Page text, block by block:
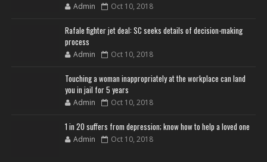
Admin Oct 10, 2018
Rafale fighter jet deal: SC seeks details of decision-making
process
Admin Oct 10, 2018
Touching a woman inappropriately at the workplace can land
you in jail for 5 years
Admin Oct 10, 2018
1 in 20 suffers from depression; know how to help a loved one
Admin Oct 10, 2018